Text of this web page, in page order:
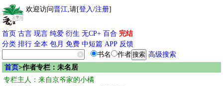
欢迎访问晋江,请[登入/注册]
首页 古言 现言 纯爱 衍生 无CP+ 百合 完结
分类 排行 全本 包月 免费 中短篇 APP 反馈
书名
作者
高级搜索
首页>作者专栏：未名居
专栏主人：来自京爷家的小橘